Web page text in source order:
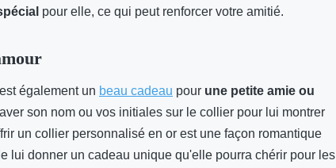
pour elle, ce qui peut renforcer votre amitié.
également un beau cadeau pour une petite amie ou
son nom ou vos initiales sur le collier pour lui montrer
un collier personnalisé en or est une façon romantique
lui donner un cadeau unique qu'elle pourra chérir pour les